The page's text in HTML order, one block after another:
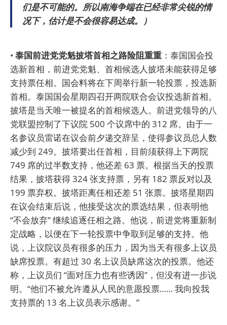
们是不可能的。所以南海争端在已经非常尖锐的情
况下，估计是不会很容易达成。）
• 泰国前进党党魁披塔首相之路险阻重重 ：泰国国会投
选新首相，前进党党魁、首相候选人披塔未能获得足够
支持票任相。国会料将在下周举行新一轮投票，投选新
首相。泰国国会星期四召开两院联合会议投选新首相。
披塔是当天唯一被提名的首相候选人。前进党领导的八
党联盟控制了下议院 500 个议席中的 312 席。由于一
名参议员雷诺在议会前夕递交辞呈，使得参议员总人数
减少到 249。披塔要出任首相，目前须获得上下两院
749 席的过半数支持，他还差 63 票。根据当天的投票
结果，披塔获得 324 张支持票，另有 182 票反对以及
199 票弃权。披塔距离任相还差 51 张票。披塔星期四
在议会结束后说，他接受这次的票选结果，但表明他
“不会放弃” 继续追逐任相之路。他说，前进党将重新制
定战略，以便在下一轮投票中争取到足够的支持。他
说，上议院议员有很多的压力，因为当天有很多上议员
缺席投票。有超过 30 名上议员缺席这次的投票。他还
称，上议员们 “面对压力也有些诱因”，但没有进一步说
明。“他们不被允许遵从人民的意愿投票…… 我向投我
支持票的 13 名上议员表示感谢。”